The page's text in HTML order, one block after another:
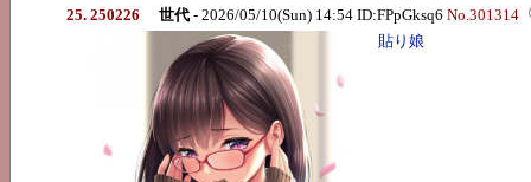
25. 250226 世代 - 2026/05/10(Sun) 14:54 ID:FPpGksq6 No.301314
貼り娘